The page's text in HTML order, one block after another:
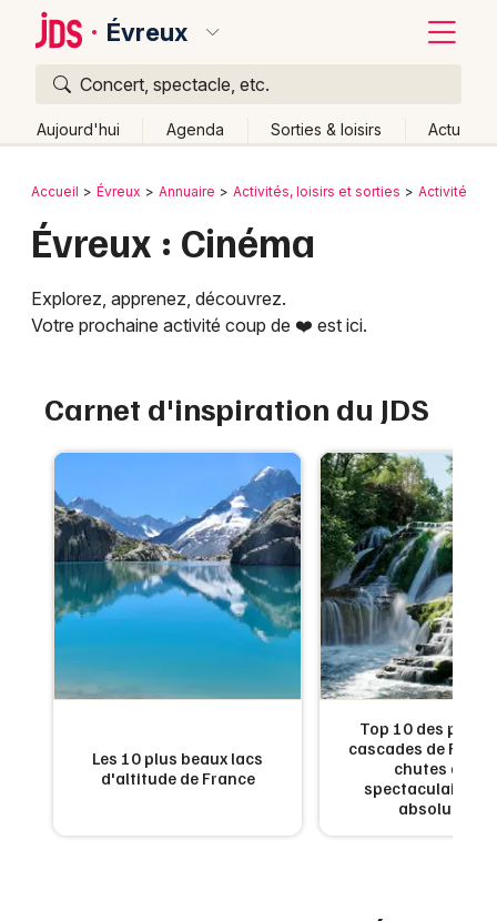
Évreux
Concert, spectacle, etc.
Aujourd'hui Agenda Sorties & loisirs Actu
Publier un événement
Grands événements
Foires & salons
Spectacles
Concerts
Sports
Soirées
Sorties famille
Bordeaux
Lille
Marseille
Mulhouse
Montpellier
Nantes
Nice
Strasbourg
Toutes les villes
Retour
Accueil Évreux Annuaire Activités, loisirs et sorties Activités
Évreux : Cinéma
Explorez, apprenez, découvrez.
Votre prochaine activité coup de ❤️ est ici.
Carnet d'inspiration du JDS
Les 10 plus beaux lacs
d'altitude de France
Top 10 des plus
cascades de
chutes d'eau
spectaculaires à
absolument
Quoi ?
Où ?
Évreux et alentours
Partout
Près de moi Changer de lieu
Quand ?
Aujourd'hui
Demain Ce week-end Autre